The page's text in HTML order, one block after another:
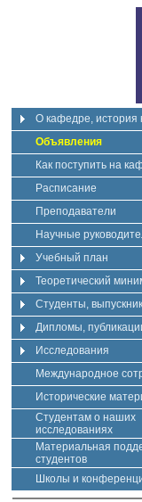
О кафедре, история
Объявления
Как поступить на
Расписание
Преподаватели
Научные
Учебный план
Теоретический
Студенты,
Дипломы,
Исследования
Международное
Исторические
Студентам о наших
исследованиях
Материальная
студентов
Школы и